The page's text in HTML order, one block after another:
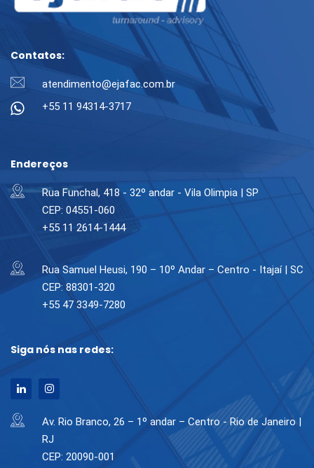
Contatos:
atendimento@ejafac.com.br
+55 11 94314-3717
Endereços
Rua Funchal, 418 - 32º andar - Vila Olimpia | SP
CEP: 04551-060
+55 11 2614-1444
Rua Samuel Heusi, 190 – 10º Andar – Centro - Itajaí | SC
CEP: 88301-320
+55 47 3349-7280
Siga nós nas redes:
Av. Rio Branco, 26 – 1º andar – Centro - Rio de Janeiro |
RJ
CEP: 20090-001